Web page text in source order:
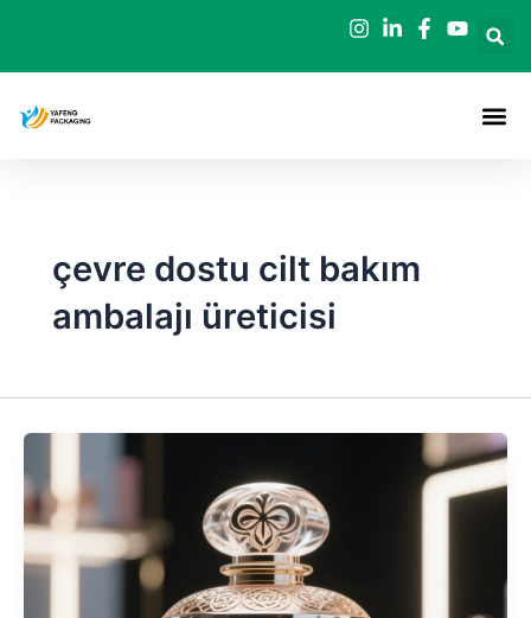
çevre dostu cilt bakım
ambalajı üreticisi